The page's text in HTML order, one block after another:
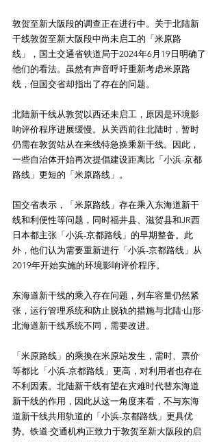
敦贺至新大阪段的调查正在进行中。关于北陆新
干线敦贺至新大阪段中尚未启工的「米原路
线」，国土交通省铁道局于2024年6月19日明确了
他们的看法。虽然有声音呼吁重新考虑米原路
线，但国交省却指出了存在的问题。
北陆新干线从敦贺以西还未启工，原因是环境影
响评价程序进展缓慢。从关西前往北陆时，暂时
仍需在敦贺站从在来线特急换乘新干线。因此，
一些自治体开始再次提倡建设距离比「小浜-京都
路线」更短的「米原路线」。
国交省表示，「米原路线」存在乘入东海道新干
线和利便性等问题，同时福井县、滋贺县和JR西
日本都主张「小浜-京都路线」的早期整备。此
外，他们认为需要重新进行「小浜-京都路线」从
2019年开始实施的环境影响评价程序。
东海道新干线的乘入存在问题，列车容量仍然紧
张，运行管理系统和防止脱轨的措施与北陆·山形·
北海道新干线系统不同，需要改进。
「米原路线」的乘換在米原站发生，需时、票价
等都比「小浜-京都路线」更高，对利用者也存在
不利因素。北陆新干线有望在灾难时代替东海道
新干线的作用，因此从这一角度来看，不与东海
道新干线共用轨道的「小浜-京都路线」更具优
势。铁道·交通机构正致力于敦贺至新大阪段的启